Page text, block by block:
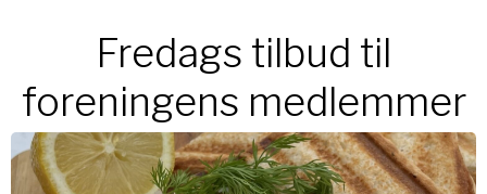
Fredags tilbud til
foreningens medlemmer